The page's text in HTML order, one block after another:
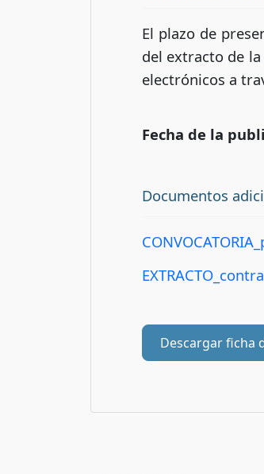
El plazo de
del extracto de
electrónicos a
Fecha de la
Documentos
Descargar ficha